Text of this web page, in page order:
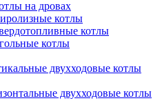
на дровах
котлы
котлы
котлы
двухходовые котлы
двухходовые котлы